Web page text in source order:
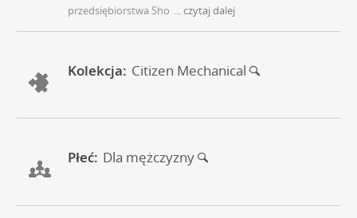
przedsiębiorstwa Sho ... czytaj dalej
Kolekcja: Citizen Mechanical
Płeć: Dla mężczyzny